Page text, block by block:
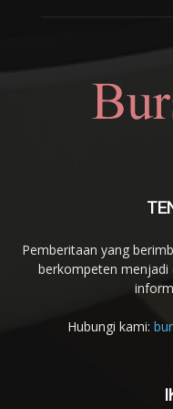
Pemberitaan yang
berkompeten menjadi
Hubungi kami: